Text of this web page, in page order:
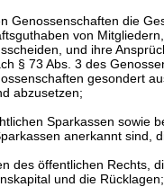
Genossenschaften die
von
und ihre
§ 73 Abs. 3 des
gesondert
abzusetzen;
Sparkassen sowie
anerkannt sind,
des öffentlichen Rechts,
und die Rücklagen;